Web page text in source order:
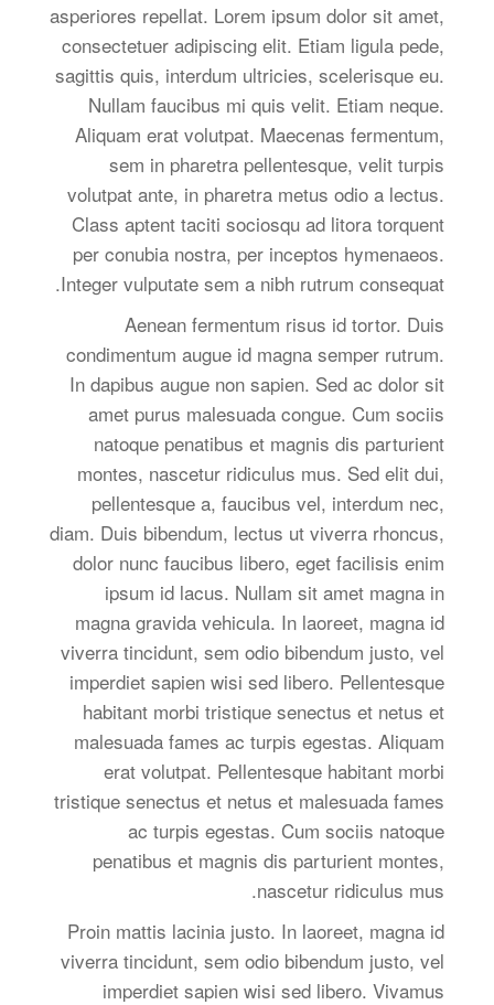
asperiores repellat. Lorem ipsum dolor sit amet,
consectetuer adipiscing elit. Etiam ligula pede,
sagittis quis, interdum ultricies, scelerisque eu.
Nullam faucibus mi quis velit. Etiam neque.
Aliquam erat volutpat. Maecenas fermentum,
sem in pharetra pellentesque, velit turpis
volutpat ante, in pharetra metus odio a lectus.
Class aptent taciti sociosqu ad litora torquent
per conubia nostra, per inceptos hymenaeos.
Integer vulputate sem a nibh rutrum consequat.
Aenean fermentum risus id tortor. Duis
condimentum augue id magna semper rutrum.
In dapibus augue non sapien. Sed ac dolor sit
amet purus malesuada congue. Cum sociis
natoque penatibus et magnis dis parturient
montes, nascetur ridiculus mus. Sed elit dui,
pellentesque a, faucibus vel, interdum nec,
diam. Duis bibendum, lectus ut viverra rhoncus,
dolor nunc faucibus libero, eget facilisis enim
ipsum id lacus. Nullam sit amet magna in
magna gravida vehicula. In laoreet, magna id
viverra tincidunt, sem odio bibendum justo, vel
imperdiet sapien wisi sed libero. Pellentesque
habitant morbi tristique senectus et netus et
malesuada fames ac turpis egestas. Aliquam
erat volutpat. Pellentesque habitant morbi
tristique senectus et netus et malesuada fames
ac turpis egestas. Cum sociis natoque
penatibus et magnis dis parturient montes,
nascetur ridiculus mus.
Proin mattis lacinia justo. In laoreet, magna id
viverra tincidunt, sem odio bibendum justo, vel
imperdiet sapien wisi sed libero. Vivamus